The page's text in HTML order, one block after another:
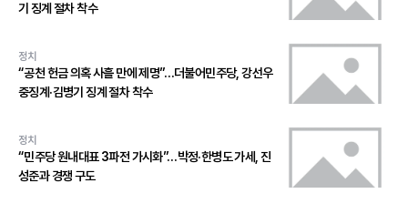
기 징계 절차 착수
정치
“공천 헌금 의혹 사흘 만에 제명”…더불어민주당, 강선우
중징계·김병기 징계 절차 착수
정치
“민주당 원내대표 3파전 가시화”…박정·한병도 가세, 진
성준과 경쟁 구도